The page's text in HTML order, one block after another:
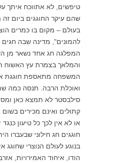
טיפשים, לא אתווכח איתך
שהם עיקר החוגגים ביום זה
בעולם – מקום בו כמרים
להמונים", מדינה שבה חגים
המפלגה חג אחד נשאר מן
והמלאך בצמרת עץ האשוח
המשפחה מתאספת חוגגת
ואוכלת הרבה. תנסה כמה
סילבסטר לא תמצא כאן
קתולים ואינם מכירים בשום
או לא אין לכך כל טיעון כנגד
חוגגים חג חילוני שבעברו
בנוגע לעולם הנוצרי שחוגג
הודו, איחוד האמירויות,